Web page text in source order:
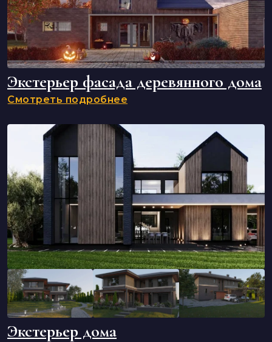
Экстерьер фасада деревянного дома
Смотреть подробнее
Экстерьер дома